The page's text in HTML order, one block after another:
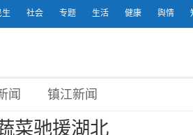
生 社会 专题 生活 健康 舆情
闻 镇江新闻
菜驰援湖北